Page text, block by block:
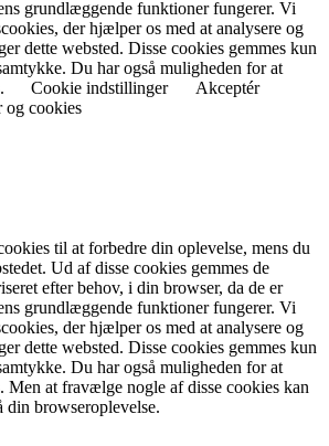
grundlæggende funktioner fungerer. Vi
der hjælper os med at analysere og
dette websted. Disse cookies gemmes kun
Du har også muligheden for at
Cookie indstillinger
Akceptér
og cookies
til at forbedre din oplevelse, mens du
Ud af disse cookies gemmes de
efter behov, i din browser, da de er
grundlæggende funktioner fungerer. Vi
der hjælper os med at analysere og
dette websted. Disse cookies gemmes kun
Du har også muligheden for at
Men at fravælge nogle af disse cookies kan
browseroplevelse.